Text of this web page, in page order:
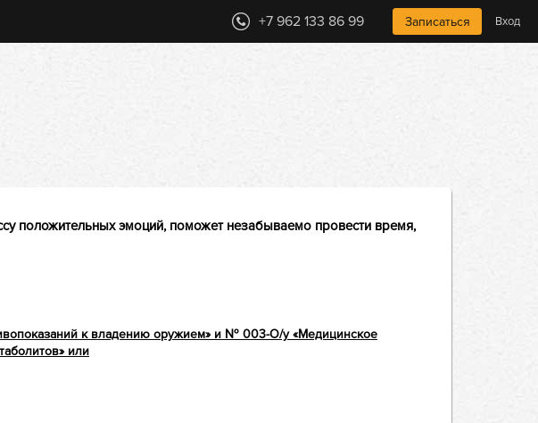
+7 962 133 86 99 Записаться Вход
положительных эмоций, поможетнезабываемо провести время,
к владению оружием» и № 003-О/у «Медицинское
или